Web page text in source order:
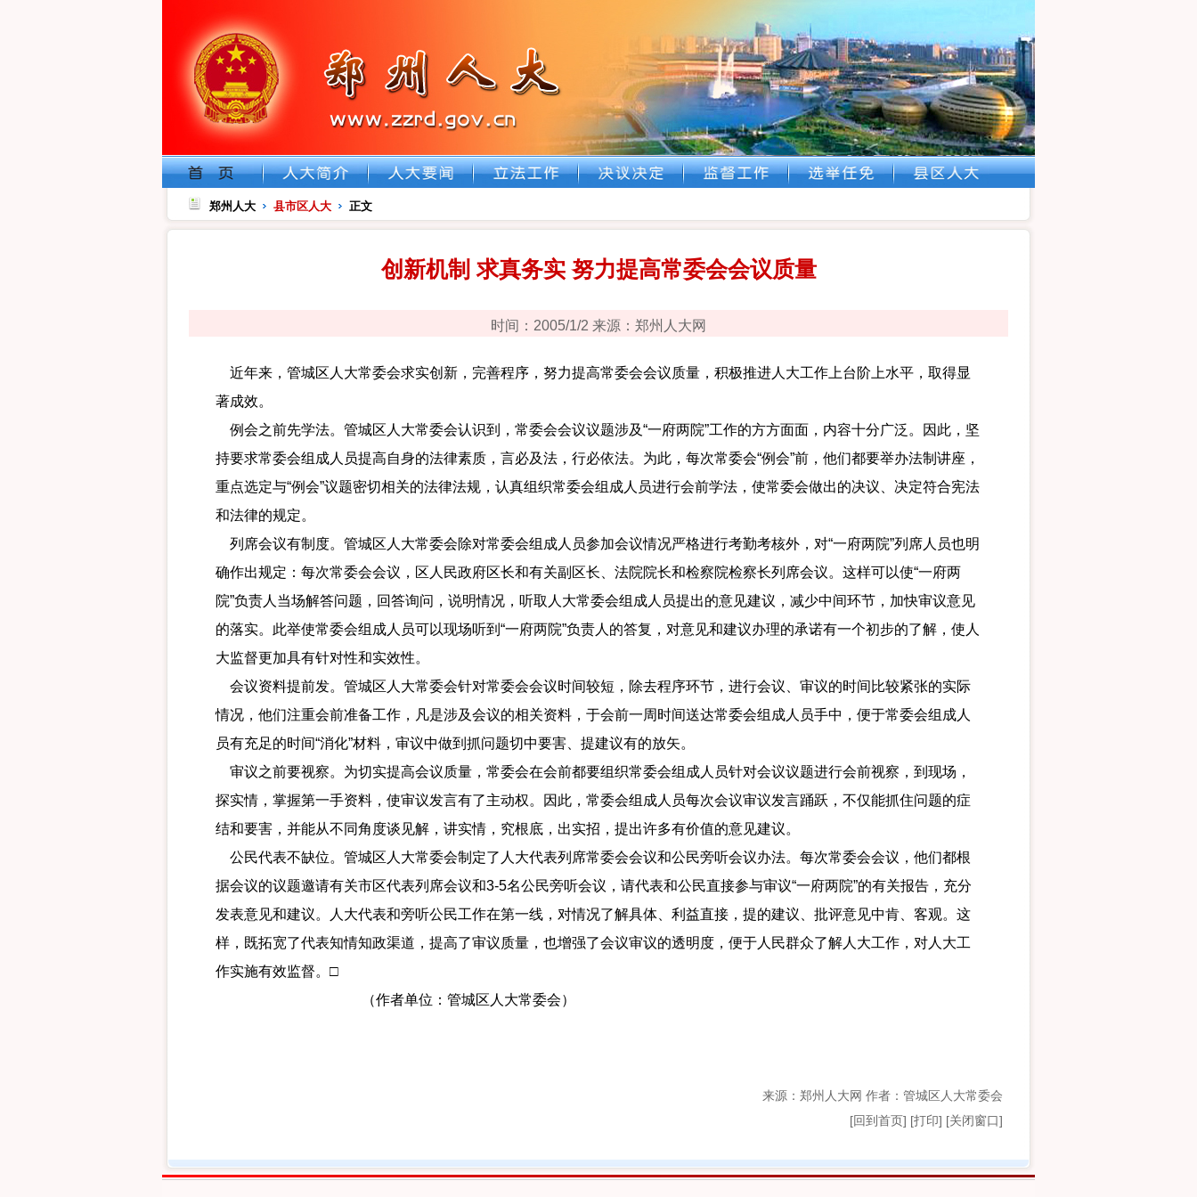
郑州人大 县市区人大 正文
创新机制 求真务实 努力提高常委会会议质量
时间：2005/1/2 来源：郑州人大网
近年来，管城区人大常委会求实创新，完善程序，努力提高常委会会议质量，积极推进人大工作上台阶上水平，取得显
著成效。
例会之前先学法。管城区人大常委会认识到，常委会会议议题涉及“一府两院”工作的方方面面，内容十分广泛。因此，坚
持要求常委会组成人员提高自身的法律素质，言必及法，行必依法。为此，每次常委会“例会”前，他们都要举办法制讲座，
重点选定与“例会”议题密切相关的法律法规，认真组织常委会组成人员进行会前学法，使常委会做出的决议、决定符合宪法
和法律的规定。
列席会议有制度。管城区人大常委会除对常委会组成人员参加会议情况严格进行考勤考核外，对“一府两院”列席人员也明
确作出规定：每次常委会会议，区人民政府区长和有关副区长、法院院长和检察院检察长列席会议。这样可以使“一府两
院”负责人当场解答问题，回答询问，说明情况，听取人大常委会组成人员提出的意见建议，减少中间环节，加快审议意见
的落实。此举使常委会组成人员可以现场听到“一府两院”负责人的答复，对意见和建议办理的承诺有一个初步的了解，使人
大监督更加具有针对性和实效性。
会议资料提前发。管城区人大常委会针对常委会会议时间较短，除去程序环节，进行会议、审议的时间比较紧张的实际
情况，他们注重会前准备工作，凡是涉及会议的相关资料，于会前一周时间送达常委会组成人员手中，便于常委会组成人
员有充足的时间“消化”材料，审议中做到抓问题切中要害、提建议有的放矢。
审议之前要视察。为切实提高会议质量，常委会在会前都要组织常委会组成人员针对会议议题进行会前视察，到现场，
探实情，掌握第一手资料，使审议发言有了主动权。因此，常委会组成人员每次会议审议发言踊跃，不仅能抓住问题的症
结和要害，并能从不同角度谈见解，讲实情，究根底，出实招，提出许多有价值的意见建议。
公民代表不缺位。管城区人大常委会制定了人大代表列席常委会会议和公民旁听会议办法。每次常委会会议，他们都根
据会议的议题邀请有关市区代表列席会议和3-5名公民旁听会议，请代表和公民直接参与审议“一府两院”的有关报告，充分
发表意见和建议。人大代表和旁听公民工作在第一线，对情况了解具体、利益直接，提的建议、批评意见中肯、客观。这
样，既拓宽了代表知情知政渠道，提高了审议质量，也增强了会议审议的透明度，便于人民群众了解人大工作，对人大工
作实施有效监督。□
（作者单位：管城区人大常委会）
来源：郑州人大网 作者：管城区人大常委会
[回到首页] [打印] [关闭窗口]